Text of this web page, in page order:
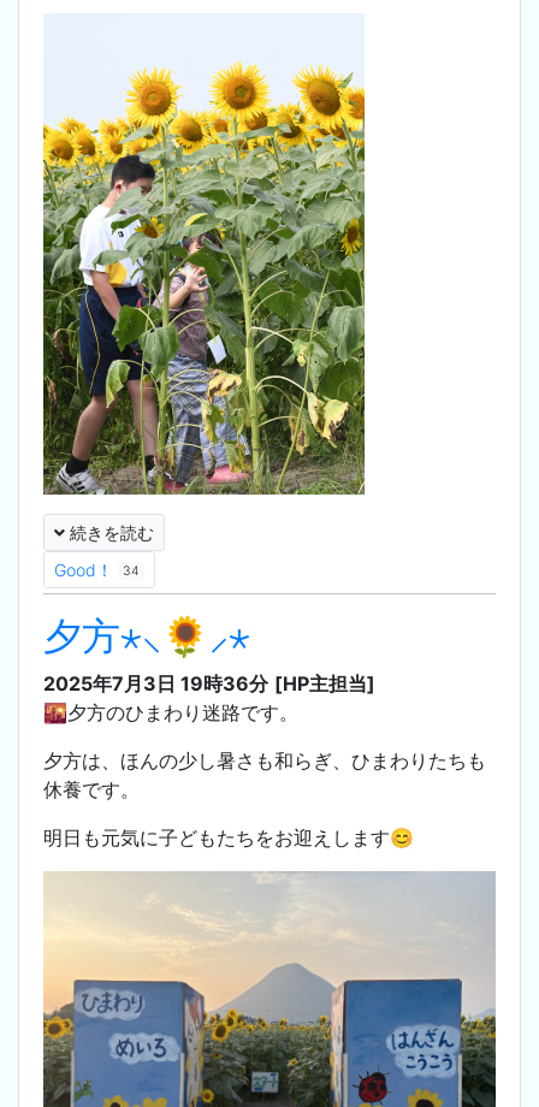
続きを読む
Good！
34
夕方⋆⸜🌻⸝‍⋆
2025年7月3日 19時36分 [HP主担当]
🌇夕方のひまわり迷路です。
夕方は、ほんの少し暑さも和らぎ、ひまわりたちも
休養です。
明日も元気に子どもたちをお迎えします😊